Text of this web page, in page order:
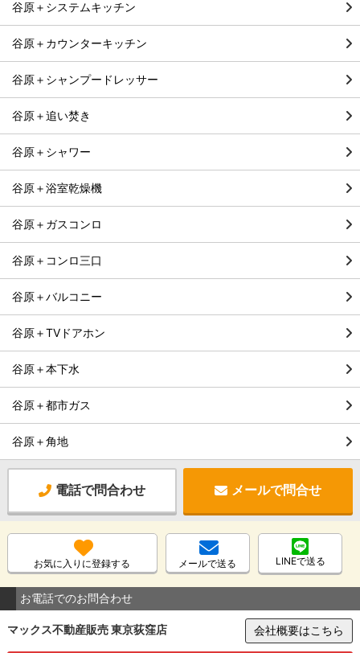
谷原＋システムキッチン
谷原＋カウンターキッチン
谷原＋シャンプードレッサー
谷原＋追い焚き
谷原＋シャワー
谷原＋浴室乾燥機
谷原＋ガスコンロ
谷原＋コンロ三口
谷原＋バルコニー
谷原＋TVドアホン
谷原＋本下水
谷原＋都市ガス
谷原＋角地
電話で問合わせ メールで問合せ
お気に入りに登録する メールで送る LINEで送る
お電話でのお問合わせ
マックス不動産販売 東京荻窪店 会社概要はこちら